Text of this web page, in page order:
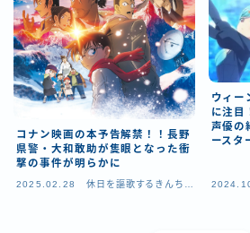
コナン映画の本予告解禁！！長野
県警・大和敢助が隻眼となった衝
撃の事件が明らかに
2025.02.28
休日を謳歌するきんちゃ
ウィー
に注目
声優の
ースタ